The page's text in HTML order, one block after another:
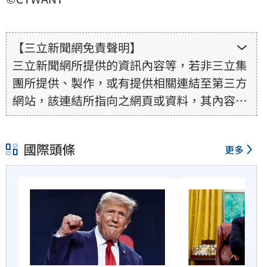
【三立新聞網免責聲明】
三立新聞網所提供的資訊內容等，若非三立集
團所提供、製作，或有提供相關連結至第三方
網站，該連結所指向之網頁或資料，其內容均
為所連結網站提供，相關權利均為該網站、內
其真實性、正確性、即時性、完整性或合法
性。三立新聞網所提供的資訊內容，若其著作
權不屬於三立集團所有，使用者未取得內容提
供者（著作權人）許可之前，亦不得擅自轉
貼、重製、變更、散布，否則概由使用者自負
國際頭條 更多